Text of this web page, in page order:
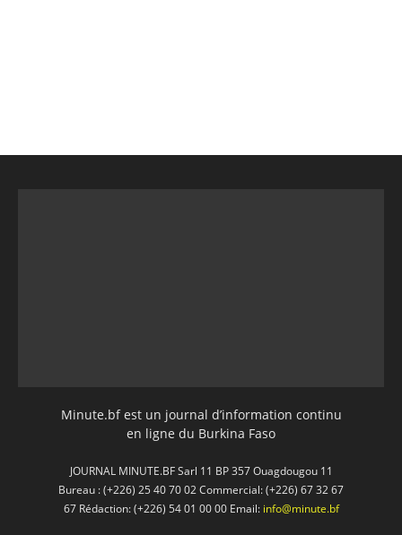
Minute.bf est un journal d’information continu
en ligne du Burkina Faso
JOURNAL MINUTE.BF Sarl 11 BP 357 Ouagdougou 11
Bureau : (+226) 25 40 70 02 Commercial: (+226) 67 32 67
67 Rédaction: (+226) 54 01 00 00 Email: info@minute.bf